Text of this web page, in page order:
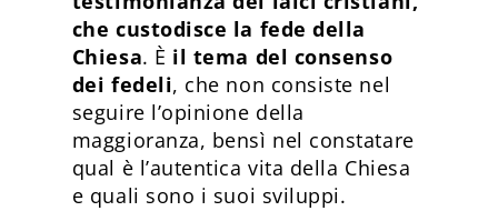
che custodisce la fede della
Chiesa. È il tema del consenso
dei fedeli, che non consiste nel
seguire l’opinione della
maggioranza, bensì nel constatare
qual è l’autentica vita della Chiesa
e quali sono i suoi sviluppi.